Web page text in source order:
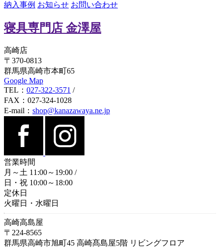
納入事例 お知らせ お問い合わせ
寝具専門店 金澤屋
高崎店
〒370-0813
群馬県高崎市本町65
Google Map
TEL： 027-322-3571 /
FAX：027-324-1028
E-mail： shop@kanazawaya.ne.jp
営業時間
月～土 11:00～19:00 /
日・祝 10:00～18:00
定休日
火曜日・水曜日
高崎高島屋
〒224-8565
群馬県高崎市旭町45 高崎髙島屋5階 リビングフロア